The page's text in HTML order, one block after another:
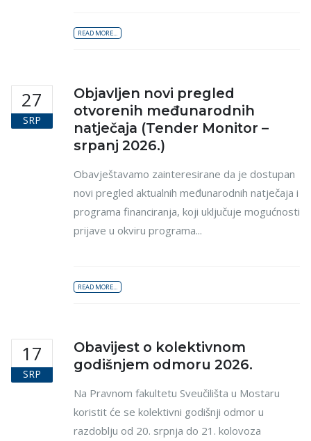
READ MORE...
27
SRP
Objavljen novi pregled
otvorenih međunarodnih
natječaja (Tender Monitor –
srpanj 2026.)
Obavještavamo zainteresirane da je dostupan
novi pregled aktualnih međunarodnih natječaja i
programa financiranja, koji uključuje mogućnosti
prijave u okviru programa...
READ MORE...
17
SRP
Obavijest o kolektivnom
godišnjem odmoru 2026.
Na Pravnom fakultetu Sveučilišta u Mostaru
koristit će se kolektivni godišnji odmor u
razdoblju od 20. srpnja do 21. kolovoza